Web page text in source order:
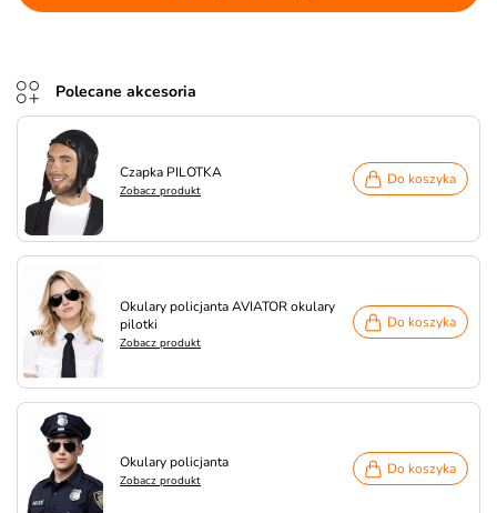
Polecane akcesoria
Czapka PILOTKA
Zobacz produkt
Do koszyka
Okulary policjanta AVIATOR okulary
pilotki
Zobacz produkt
Do koszyka
Okulary policjanta
Zobacz produkt
Do koszyka